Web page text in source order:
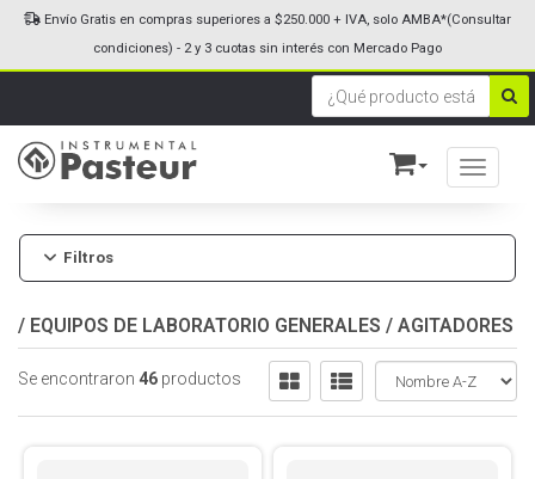
Toggle
Envío Gratis en compras superiores a $250.000 + IVA, solo AMBA*(Consultar
condiciones) - 2 y 3 cuotas sin interés con Mercado Pago
Filtros
/ EQUIPOS DE LABORATORIO GENERALES / AGITADORES
Se encontraron 46 productos